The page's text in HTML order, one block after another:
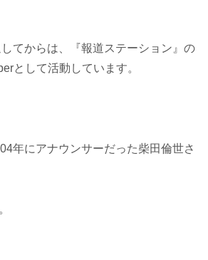
てからは、『報道ステーション』の
として活動しています。
年にアナウンサーだった柴田倫世さ